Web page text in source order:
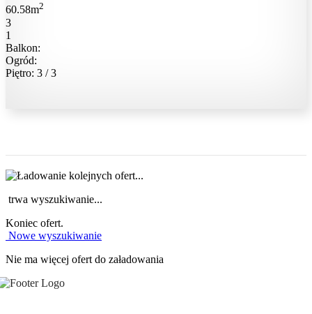
60.58m2
3
1
Balkon:
Ogród:
Piętro: 3 / 3
trwa wyszukiwanie...
Koniec ofert.
Nowe wyszukiwanie
Nie ma więcej ofert do załadowania